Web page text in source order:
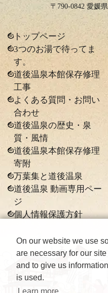
〒790-0842 愛媛
トップページ
3つのお湯で待ってま
す。
道後温泉本館保存修理
工事
よくある質問・お問い
合わせ
道後温泉の歴史・泉
質・風情
道後温泉本館保存修理
寄附
万葉集と道後温泉
道後温泉 動画専用ペー
ジ
個人情報保護方針
On our website we use
are necessary for our
and to give us
is used.